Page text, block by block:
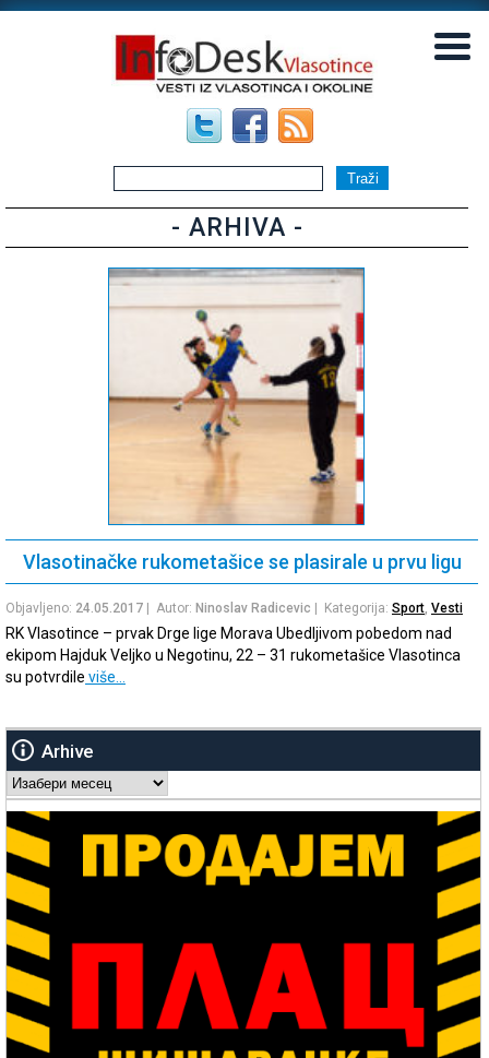
- ARHIVA -
Vlasotinačke rukometašice se plasirale u prvu ligu
Objavljeno: 24.05.2017 | Autor: Ninoslav Radicevic | Kategorija: Sport, Vesti
RK Vlasotince – prvak Drge lige Morava Ubedljivom pobedom nad
ekipom Hajduk Veljko u Negotinu, 22 – 31 rukometašice Vlasotinca
su potvrdile više…
Arhive
Arhive